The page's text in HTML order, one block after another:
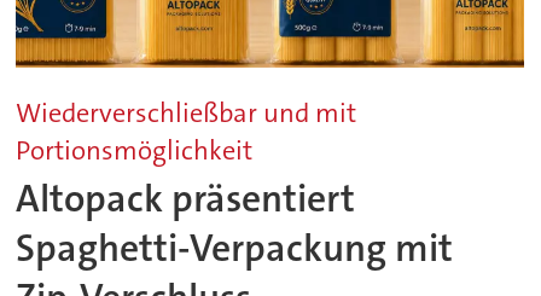
Wiederverschließbar und mit
Portionsmöglichkeit
Altopack präsentiert
Spaghetti-Verpackung mit